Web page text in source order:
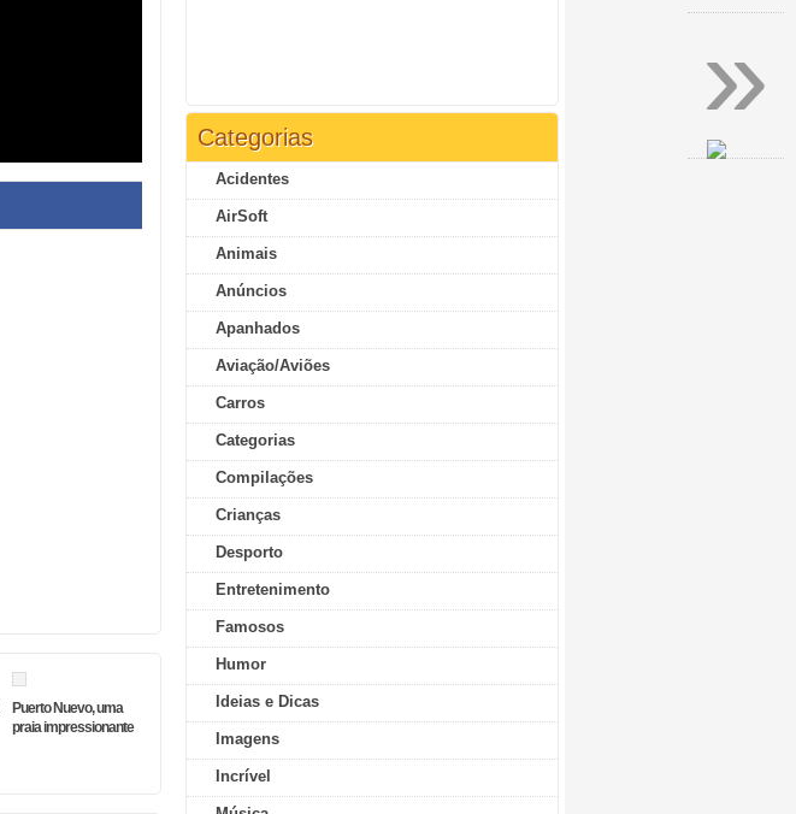
Puerto Nuevo, uma
praia impressionante
Categorias
Acidentes
AirSoft
Animais
Anúncios
Apanhados
Aviação/Aviões
Carros
Categorias
Compilações
Crianças
Desporto
Entretenimento
Famosos
Humor
Ideias e Dicas
Imagens
Incrível
»